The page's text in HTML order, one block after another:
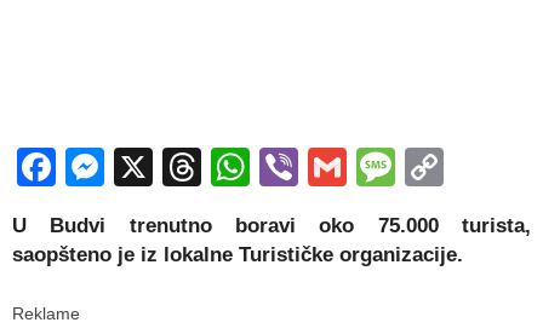
Facebook
Messenger
X Threads
WhatsApp
ViberGmail
U Budvi trenutno boravi oko 75.000 turista,
saopšteno je iz lokalne Turističke organizacije.
Reklame